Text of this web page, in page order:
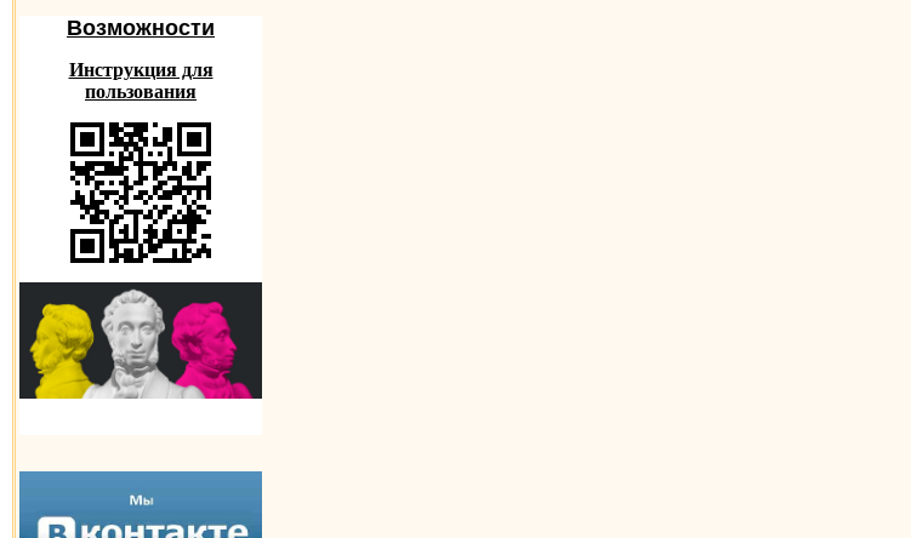
Возможности
Инструкция для
пользования